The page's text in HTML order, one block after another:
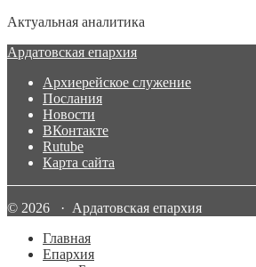
Актуальная аналитика
Ардатовская епархия
Архиерейское служение
Послания
Новости
ВКонтакте
Rutube
Карта сайта
© 2026 · Ардатовская епархия
Главная
Епархия